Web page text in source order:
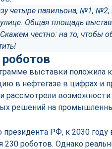
четыре павильона, №1,
Общая площадь
честно: на то, чтобы
выставки положила
в нефтегазе в цифрах и
рассмотрели
решений на
президента РФ, к 2030
230 роботов. Однако